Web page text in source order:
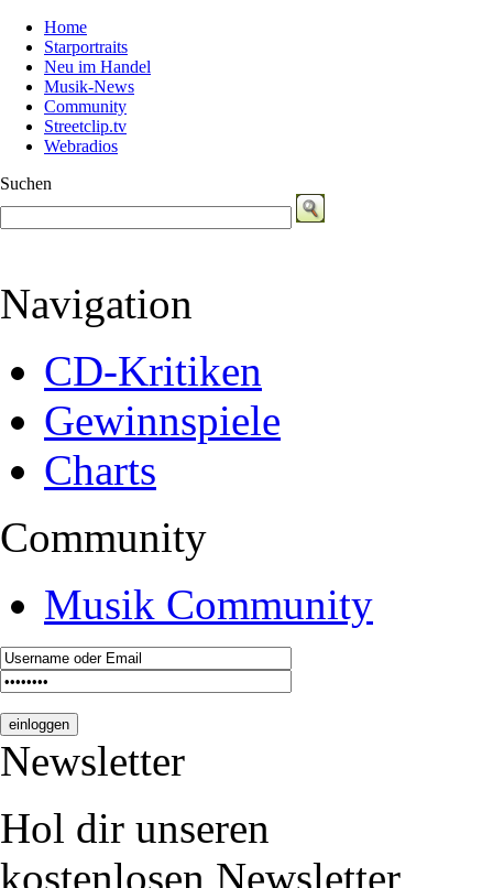
Home
Starportraits
Neu im Handel
Musik-News
Community
Streetclip.tv
Webradios
Suchen
Navigation
CD-Kritiken
Gewinnspiele
Charts
Community
Musik Community
Newsletter
Hol dir unseren
kostenlosen Newsletter